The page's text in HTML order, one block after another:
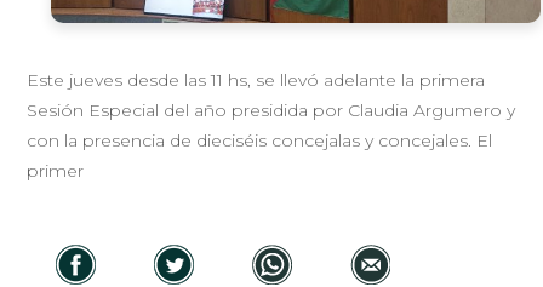
Este jueves desde las 11 hs, se llevó adelante la primera
Sesión Especial del año presidida por Claudia Argumero y
con la presencia de dieciséis concejalas y concejales. El
primer